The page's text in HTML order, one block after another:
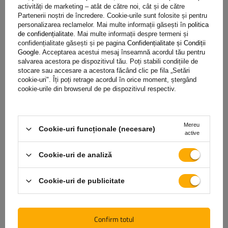
3
(0)
2
(0)
1
(0)
Fă clic pe o evaluare pentru a filtra recenziile
2025-02-17
Valentin, Turnu Măgurele
activități de marketing – atât de către noi, cât și de către
Partenerii noștri de încredere. Cookie-urile sunt folosite și pentru
personalizarea reclamelor. Mai multe informații găsești în politica
de confidențialitate. Mai multe informații despre termeni și
confidențialitate găsești și pe pagina Confidențialitate și Condiții
Google. Acceptarea acestui mesaj înseamnă acordul tău pentru
salvarea acestora pe dispozitivul tău. Poți stabili condițiile de
stocare sau accesare a acestora făcând clic pe fila „Setări
cookie-uri". Îți poți retrage acordul în orice moment, ștergând
cookie-urile din browserul de pe dispozitivul respectiv.
Cookie-uri funcționale (necesare)
Mereu
active
Cookie-uri de analiză
Cookie-uri de publicitate
Confirm totul